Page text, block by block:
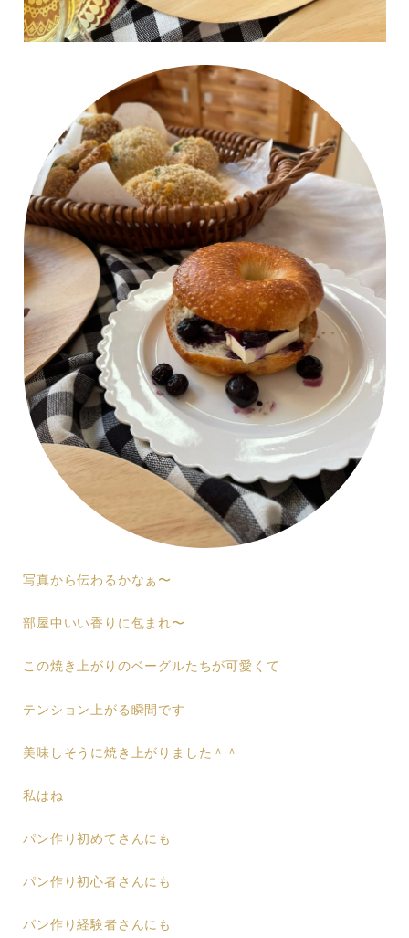
写真から伝わるかなぁ〜
部屋中いい香りに包まれ〜
この焼き上がりのベーグルたちが可愛くて
テンション上がる瞬間です
美味しそうに焼き上がりました＾＾
私はね
パン作り初めてさんにも
パン作り初心者さんにも
パン作り経験者さんにも